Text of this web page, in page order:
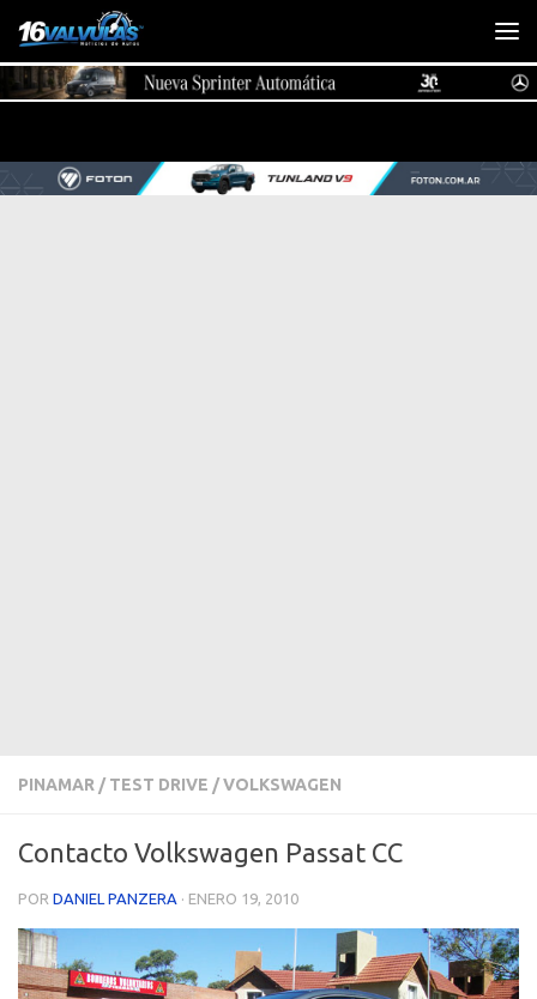
Saltar al contenido
PINAMAR / TEST DRIVE /VOLKSWAGEN
Contacto Volkswagen Passat CC
POR DANIEL PANZERA · ENERO 19, 2010